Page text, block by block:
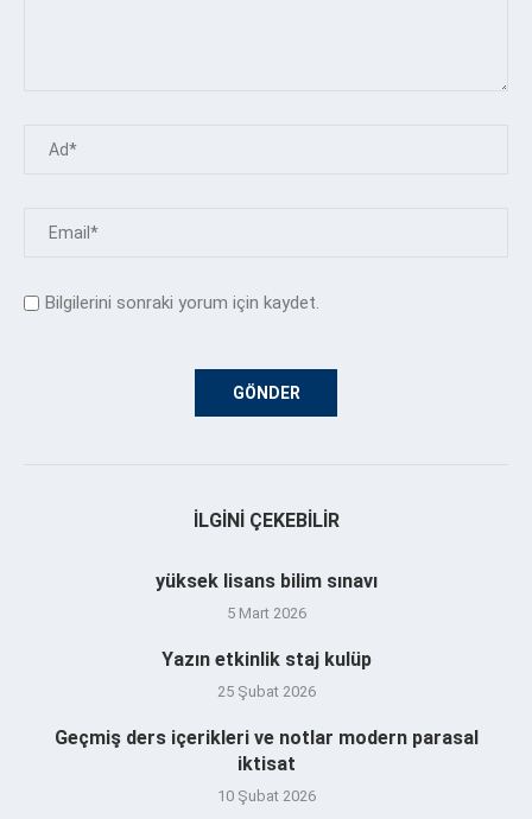
Bilgilerini sonraki yorum için kaydet.
İLGINI ÇEKEBILIR
yüksek lisans bilim sınavı
5 Mart 2026
Yazın etkinlik staj kulüp
25 Şubat 2026
Geçmiş ders içerikleri ve notlar modern parasal
iktisat
10 Şubat 2026